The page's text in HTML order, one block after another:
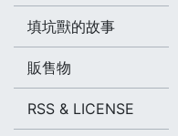
填坑獸的故事
販售物
RSS & LICENSE